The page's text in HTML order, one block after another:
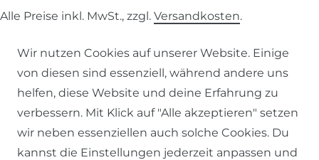
Alle Preise inkl. MwSt., zzgl. Versandkosten.
© 2026 SCHÖNER LEBEN.
Impressum Daten­schutz­erklärung AGB
Wir nutzen Cookies auf unserer Website. Einige
von diesen sind essenziell, während andere uns
helfen, diese Website und deine Erfahrung zu
verbessern. Mit Klick auf "Alle akzeptieren" setzen
wir neben essenziellen auch solche Cookies. Du
kannst die Einstellungen jederzeit anpassen und